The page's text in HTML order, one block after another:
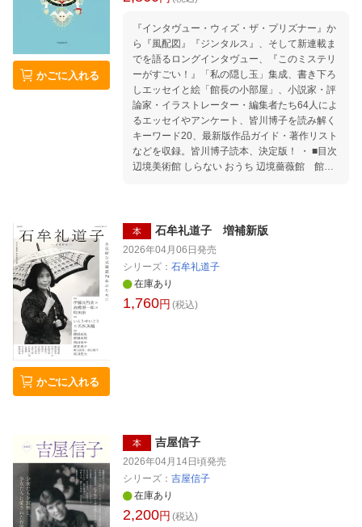
ジャー・パルバース 米原万里が遺したもの 大
沼有子 まりちゃんの思い出 ・ ◎エッセイ◎
斎藤美奈子 交差点に立つ人 姫野カオルコ ふ
だんの日に垣間見た米原さん 武田砂鉄 なん
と、美しく下品であるのだろう 田村さと子 万
里さんとご両親 李賢進 韓国版『米原万里』の
旅立ち ・ ・ ◎考察◎ 小森陽一 米原万里の文
学七変化 東海晃久 バベル万世 ・ ・ ・ 米原万
里ブックガイド（赤塚若樹・岩本和久・亀澤美
由紀・福田浩之） ・ 米原万里略年譜
かごに入れる
『インタヴュー・ウィズ・ザ・プリズナー』か
ら『風配図』『ジンタルス』、そして新連載ま
でを語るロングインタヴュー、『このミステリ
ーがすごい！』「私の隠し玉」集成、書き下ろ
しエッセイと絵「館長の小部屋」、小説家・評
論家・イラストレーター・編集者たち64人によ
るエッセイやアンケート、皆川博子を読み解く
キーワード20、最新版作品ガイド・著作リスト
などを収録。皆川博子読本、決定版！ ・ ■目次
辺境美術館 しらない おうち 辺境薔薇館 館長
ー・構成＝石井千湖 皆川博子をつくったもの
皆川博子の紡ぐもの 皆川博子の八年間 ・ 随筆
『江戸語事典』 絵と私 暗合の旅 『酩酊船』 幻
想作家についての覚え書き 戦中、戦後、そして
戦前 ・ 『このミステリーがすごい！』1999-20
繪 飛鳥部勝則 合田ノブヨ 久保田恵子 澤田瞳子
辻真先 新倉章子 古川日出男 穂村弘 マライ・メ
ントライン ・ 3 皆川博子を読み解くキーワード
20 東雅夫 ・ 私の愛する皆川作品3 有栖川有
日下三蔵／倉田淳／黒田夏子／小森収／近藤史
かごに入れる
本 石牟礼道子 増補新版
2026年04月06日 発売
シリーズ： 石牟礼道子
在庫あり
1,760円 (税込)
本 吉屋信子
2026年04月14日頃発売
シリーズ： 吉屋信子
在庫あり
2,200円 (税込)